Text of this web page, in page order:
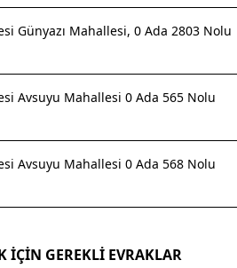
Günyazı Mahallesi, 0 Ada 2803 Nolu
Avsuyu Mahallesi 0 Ada 565 Nolu
Avsuyu Mahallesi 0 Ada 568 Nolu
İÇİN GEREKLİ EVRAKLAR